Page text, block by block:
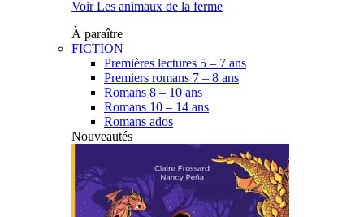
Voir Les animaux de la ferme
À paraître
FICTION
Premières lectures 5 – 7 ans
Premiers romans 7 – 8 ans
Romans 8 – 10 ans
Romans 10 – 14 ans
Romans ados
Nouveautés